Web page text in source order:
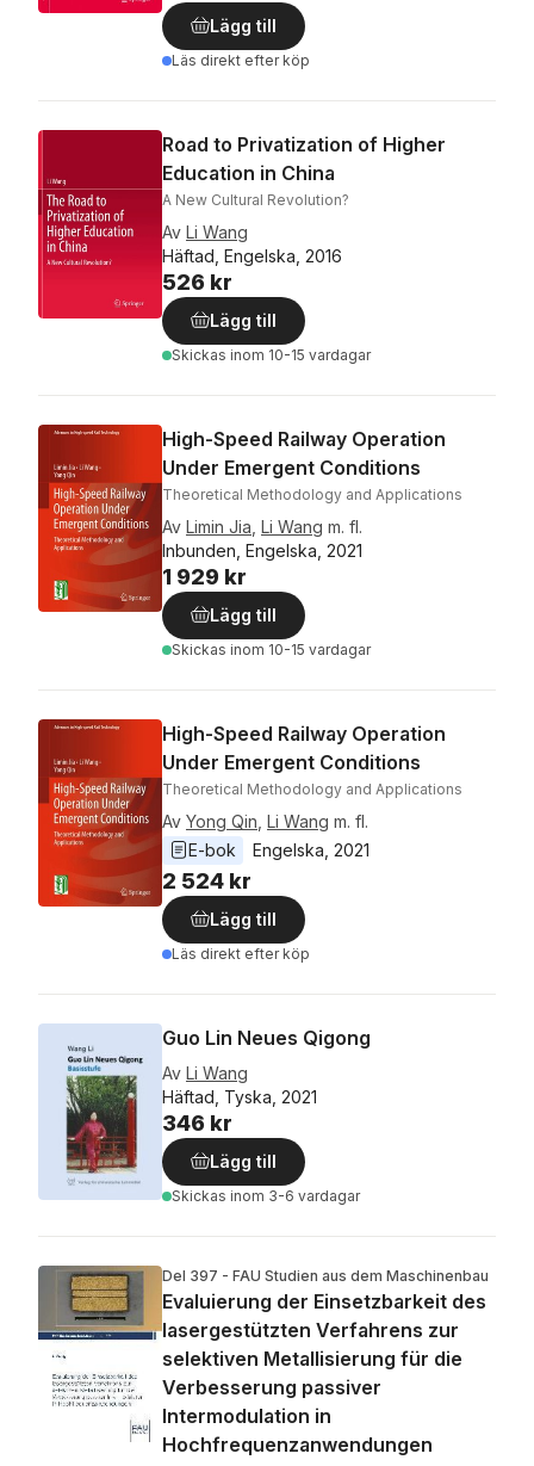
Lägg till
Läs direkt efter köp
Road to Privatization of Higher
Education in China
A New Cultural Revolution?
Av Li Wang
Häftad, Engelska, 2016
526 kr
Lägg till
Skickas inom 10-15 vardagar
High-Speed Railway Operation
Under Emergent Conditions
Theoretical Methodology and Applications
Av Limin Jia Li Wang m. fl.
Inbunden, Engelska, 2021
1 929 kr
Lägg till
Skickas inom 10-15 vardagar
High-Speed Railway Operation
Under Emergent Conditions
Theoretical Methodology and Applications
Av Yong Qin Li Wang m. fl.
E-bok
Engelska 2021
2 524 kr
Lägg till
Läs direkt efter köp
Guo Lin Neues Qigong
Av Li Wang
Häftad, Tyska, 2021
346 kr
Lägg till
Skickas inom 3-6 vardagar
Del 397 - FAU Studien aus dem Maschinenbau
Evaluierung der Einsetzbarkeit des
lasergestützten Verfahrens zur
selektiven Metallisierung für die
Verbesserung passiver
Intermodulation in
Hochfrequenzanwendungen